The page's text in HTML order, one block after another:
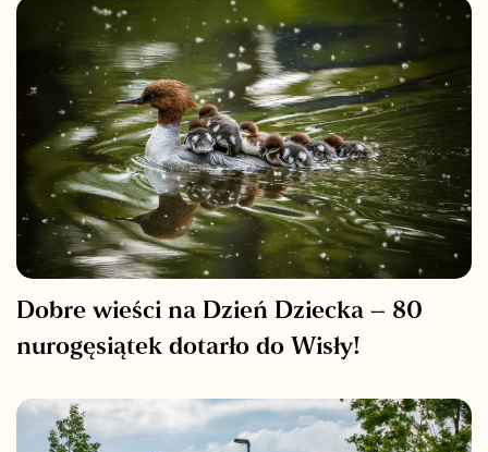
Dobre wieści na Dzień Dziecka – 80
nurogęsiątek dotarło do Wisły!